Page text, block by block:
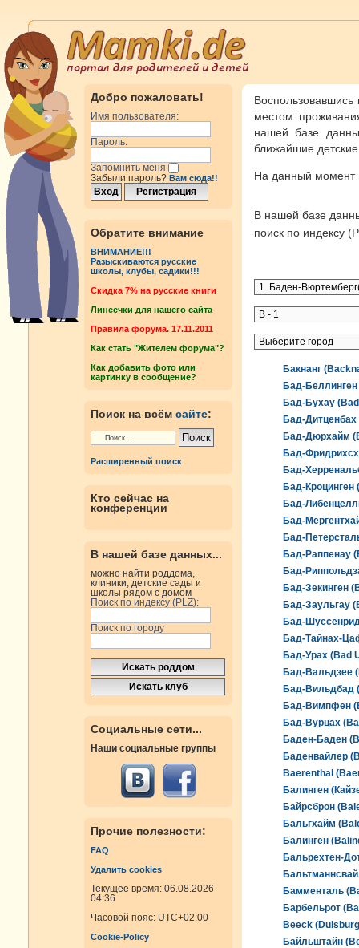
Добро пожаловать!
Имя пользователя:
Пароль:
Запомнить меня
Забыли пароль? Вам сюда!!
Обратите внимание
ВНИМАНИЕ!!!
Разыскиваются русские
школы, клубы, садики!!!
Cкидка 7% на русские книги
Линеечки для нашего сайта
Правила форума. 17.11.2011
Как стать "Жителем форума"?
Как добавить фото или
картинку в сообщение?
Поиск на всём сайте:
Расширенный поиск
Кто сейчас на
конференции
В нашей базе данных...
можно найти роддома,
клиники, детские сады и
школы рядом с домом
Поиск по индексу (PLZ):
Поиск по городу
Социальные сети...
Наши социальные группы
Прочие полезности:
FAQ
Удалить cookies
Текущее время: 06.08.2026
04:36
Часовой пояс: UTC+02:00
Cookie-Policy
местом
нашей базе
ближайшие
На данный
В нашей базе
поиск по индексу
Бакнанг
Бад-
Бад-Бухау
Бад-
Бад-Дюрхайм
Бад-
Бад-
Бад-Кроцинген
Бад-
Бад-
Бад-
Бад-Раппенау
Бад-
Бад-Зекинген
Бад-Заульгау
Бад-
Бад-Тайнах-
Бад-Урах (Bad
Бад-Вальдзее
Бад-Вильдбад
Бад-Вимпфен
Бад-Вурцах
Баден-Баден
Баденвайлер
Baerenthal
Балинген
Байрсброн
Бальгхайм
Балинген
Бальрехтен-
Бамменталь
Барбельрот
Beeck
Байльштайн